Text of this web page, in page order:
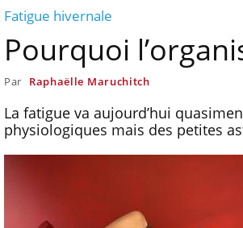
Fatigue hivernale
Pourquoi
Par Raphaëlle Maruchitch
La fatigue va aujourd’hui
physiologiques mais des petites